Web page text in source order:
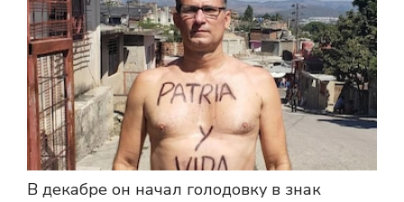
В декабре он начал голодовку в знак